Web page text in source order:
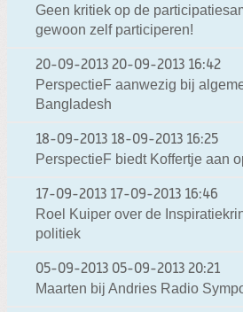
Geen kritiek op de
gewoon zelf participeren!
20-09-2013 20-09-2013 16:42
PerspectieF aanwezig bij
Bangladesh
18-09-2013 18-09-2013 16:25
PerspectieF biedt Koffertje aan
17-09-2013 17-09-2013 16:46
Roel Kuiper over de
politiek
05-09-2013 05-09-2013 20:21
Maarten bij Andries Radio